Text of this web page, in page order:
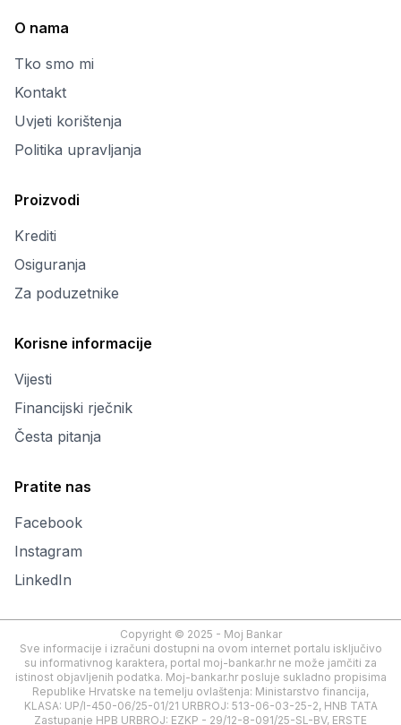
O nama
Tko smo mi
Kontakt
Uvjeti korištenja
Politika upravljanja
Proizvodi
Krediti
Osiguranja
Za poduzetnike
Korisne informacije
Vijesti
Financijski rječnik
Česta pitanja
Pratite nas
Facebook
Instagram
LinkedIn
Copyright © 2025 - Moj Bankar
Sve informacije i izračuni dostupni na ovom internet portalu isključivo
su informativnog karaktera, portal moj-bankar.hr ne može jamčiti za
istinost objavljenih podatka. Moj-bankar.hr posluje sukladno propisima
Republike Hrvatske na temelju ovlaštenja: Ministarstvo financija,
KLASA: UP/I-450-06/25-01/21 URBROJ: 513-06-03-25-2, HNB TATA
Zastupanje HPB URBROJ: EZKP - 29/12-8-091/25-SL-BV, ERSTE